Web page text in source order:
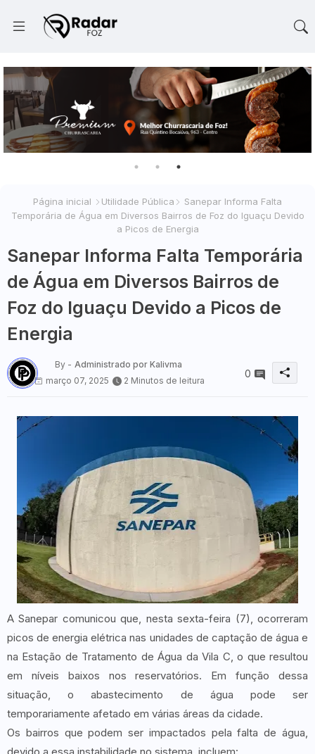
Página inicial Utilidade Pública
Sanepar Informa Falta
Temporária de Água em Diversos Bairros de Foz do Iguaçu Devido
a Picos de Energia
Sanepar Informa Falta Temporária
de Água em Diversos Bairros de
Foz do Iguaçu Devido a Picos de
Energia
By - Administrado por Kalivma
março 07, 2025
2 Minutos de leitura
0
A Sanepar comunicou que, nesta sexta-feira (7), ocorreram
picos de energia elétrica nas unidades de captação de água e
na Estação de Tratamento de Água da Vila C, o que resultou
em níveis baixos nos reservatórios. Em função dessa
situação, o abastecimento de água pode ser
temporariamente afetado em várias áreas da cidade.
Os bairros que podem ser impactados pela falta de água,